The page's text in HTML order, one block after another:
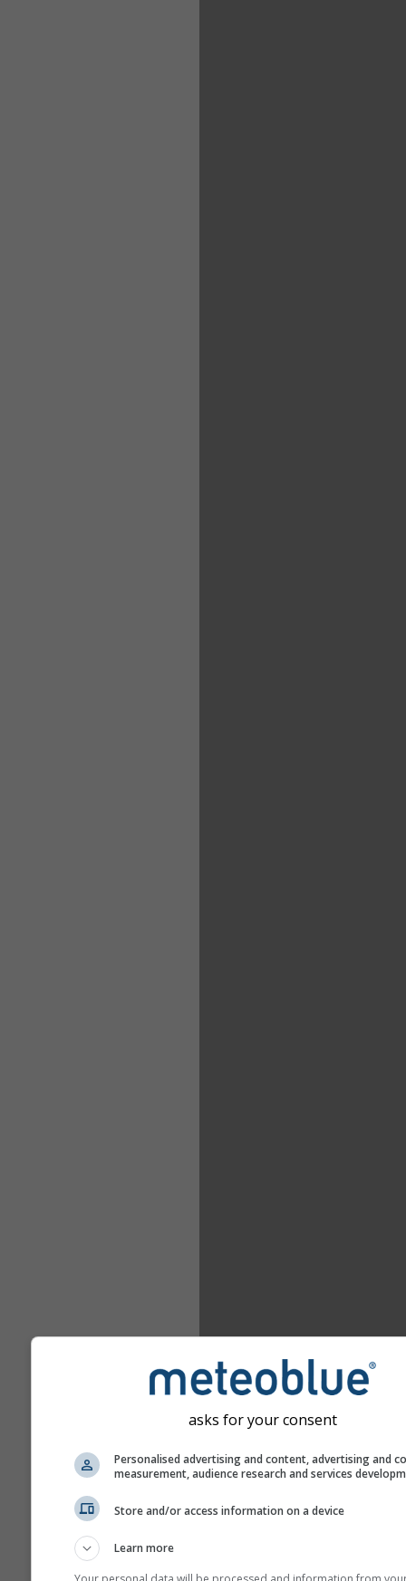
asks for your consent
Personalised advertising and content, advertising and
measurement, audience research and services
Store and/or access information on a device
Learn more